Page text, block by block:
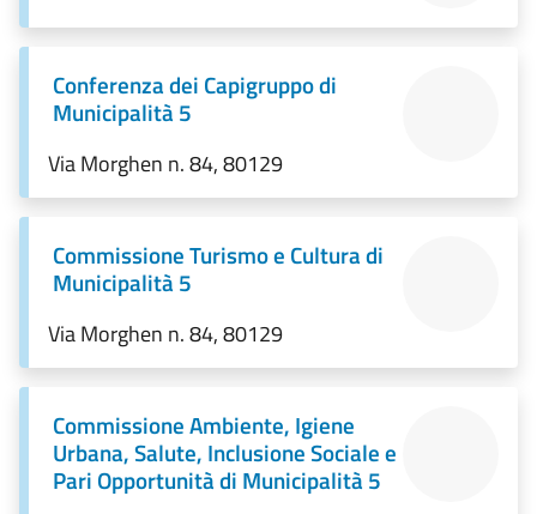
Conferenza dei Capigruppo di
Municipalità 5
Via Morghen n. 84, 80129
Commissione Turismo e Cultura di
Municipalità 5
Via Morghen n. 84, 80129
Commissione Ambiente, Igiene
Urbana, Salute, Inclusione Sociale e
Pari Opportunità di Municipalità 5